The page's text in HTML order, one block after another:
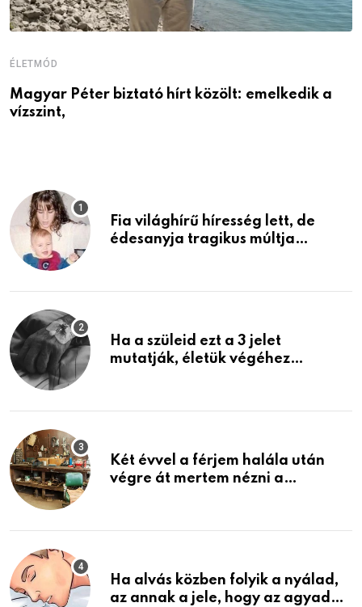
ÉLETMÓD
Magyar Péter biztató hírt közölt: emelkedik a
vízszint,
Fia világhírű híresség lett, de
édesanyja tragikus múltja
Ha a szüleid ezt a 3 jelet
mutatják, életük végéhez
Két évvel a férjem halála után
végre át mertem nézni a
életemet
Ha alvás közben folyik a nyálad,
az annak a jele, hogy az agyad…